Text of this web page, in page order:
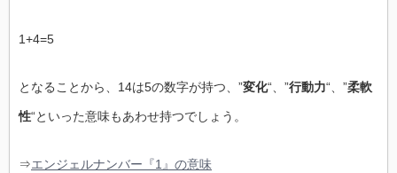
1+4=5
となることから、14は5の数字が持つ、”変化“、”行動力“、”柔軟
性“といった意味もあわせ持つでしょう。
⇒エンジェルナンバー『1』の意味